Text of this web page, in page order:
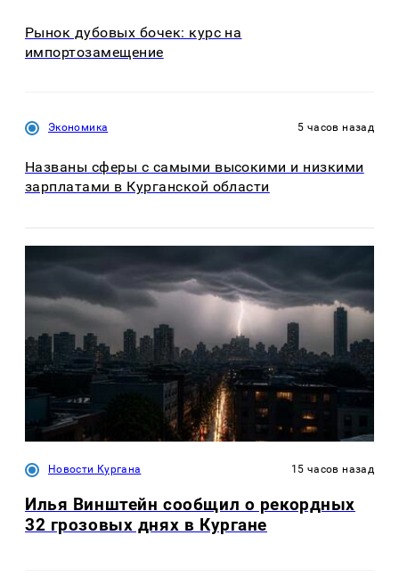
Рынок дубовых бочек: курс на
импортозамещение
Экономика 5 часов назад
Названы сферы с самыми высокими и низкими
зарплатами в Курганской области
Новости Кургана 15 часов назад
Илья Винштейн сообщил о рекордных
32 грозовых днях в Кургане